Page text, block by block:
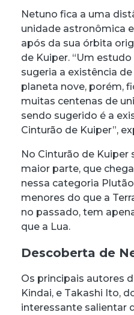
Netuno fica a uma
unidade astronômica
após da sua órbita
de Kuiper. “Um
sugeria a existência
planeta nove, porém,
muitas centenas de
sendo sugerido é a
Cinturão de Kuiper”,
No Cinturão de
maior parte, que
nessa categoria
menores do que a
no passado, tem
que a Lua.
Descoberta de
Os principais autores
Kindai, e Takashi Ito,
interessante salientar